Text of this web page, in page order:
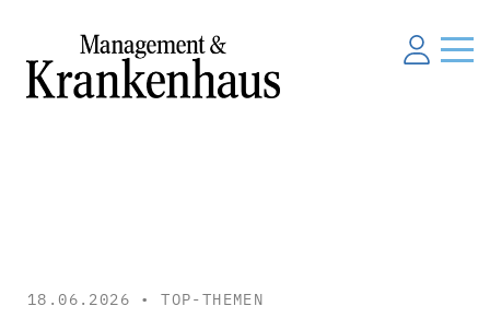
18.06.2026 •TOP-THEMEN